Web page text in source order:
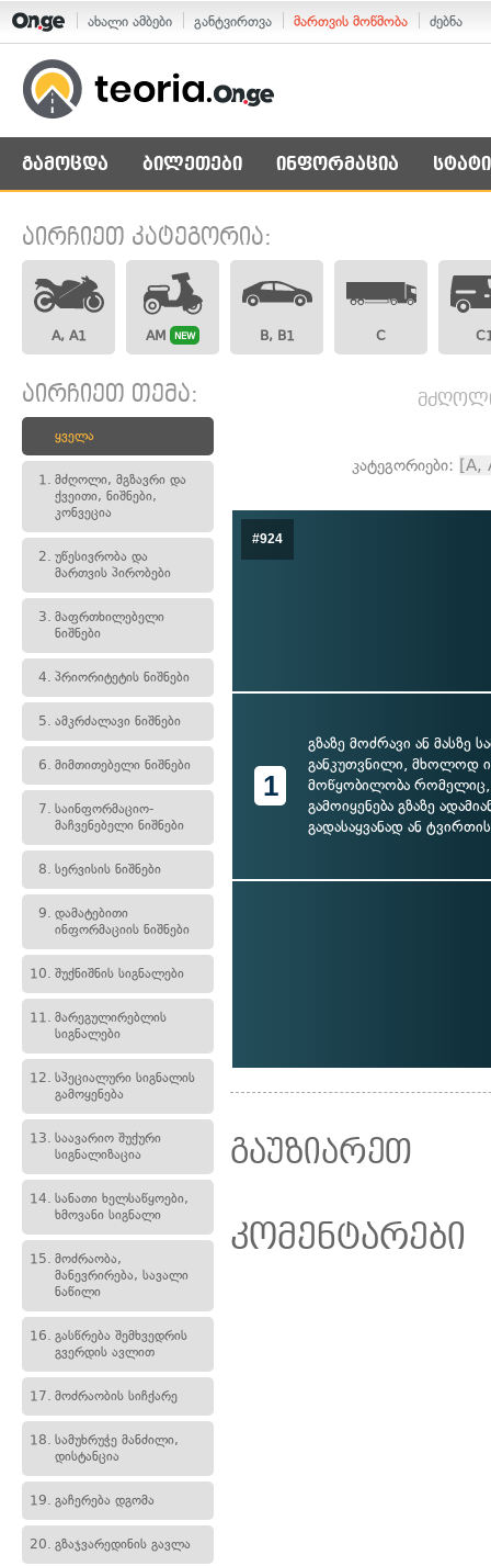
ახალი ამბები განტვირთვა მართვის მოწმობა ძებნა
გამოცდა ბილეთები ინფორმაცია
აირჩიეთ კატეგორია:
A, A1 AM NEW B, B1 C
აირჩიეთ თემა:
ყველა
1. მძღოლი, მგზავრი და
ქვეითი, ნიშნები,
კონვეცია
2. უწესივრობა და
მართვის პირობები
3. მაფრთხილებელი
ნიშნები
4. პრიორიტეტის ნიშნები
5. ამკრძალავი ნიშნები
6. მიმთითებელი ნიშნები
7. საინფორმაციო-
მაჩვენებელი ნიშნები
8. სერვისის ნიშნები
9. დამატებითი
ინფორმაციის ნიშნები
10. შუქნიშნის სიგნალები
11. მარეგულირებლის
სიგნალები
12. სპეციალური სიგნალის
გამოყენება
13. საავარიო შუქური
სიგნალიზაცია
14. სანათი ხელსაწყოები,
ხმოვანი სიგნალი
15. მოძრაობა,
მანევრირება, სავალი
ნაწილი
16. გასწრება შემხვედრის
გვერდის ავლით
17. მოძრაობის სიჩქარე
18. სამუხრუჭე მანძილი,
დისტანცია
19. გაჩერება დგომა
20. გზაჯვარედინის გავლა
კატეგორიები: [A,
#924
1
გზაზე მოძრავი ან მასზე
განკუთვნილი, მხოლოდ
მოწყობილობა რომელიც,
გამოიყენება გზაზე
გადასაყვანად ან
გაუზიარეთ
კომენტარები